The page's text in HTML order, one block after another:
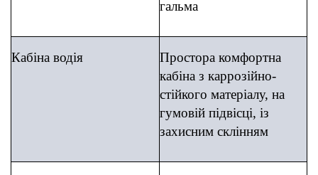
гальма
Кабіна водія
Простора комфортна
кабіна з каррозійно-
стійкого матеріалу, на
гумовій підвісці, із
захисним склінням